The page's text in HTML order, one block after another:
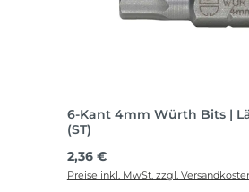
6-Kant 4mm Würth Bits |
(ST)
Regulärer Preis:
2,36 €
Preise inkl. MwSt. zzgl.